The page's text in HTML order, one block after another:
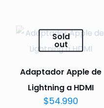
Sold
out
Adaptador Apple de
Lightning a HDMI
$54.990